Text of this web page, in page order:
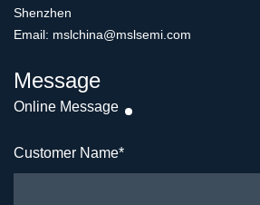
Shenzhen
Email: mslchina@mslsemi.com
Message
Online Message
Customer Name*